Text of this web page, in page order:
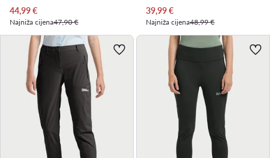
Trenutna cijena
44,99€
Najniža cijena47,90 €
Trenutna cijena
39,99€
Najniža cijena48,99 €